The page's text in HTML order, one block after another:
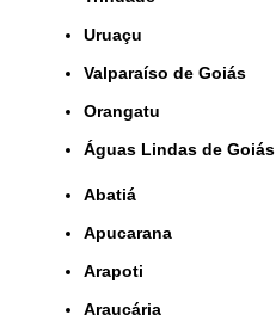
Uruaçu
Valparaíso de Goiás
orangatu
Águas Lindas de Goiás
Abatiá
Apucarana
Arapoti
Araucária